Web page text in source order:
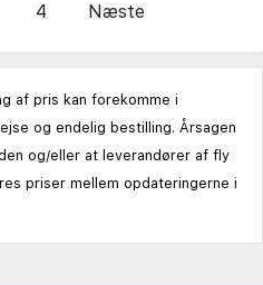
4 Næste
af pris kan forekomme i
og endelig bestilling. Årsagen
og/eller at leverandører af fly
priser mellem opdateringerne i